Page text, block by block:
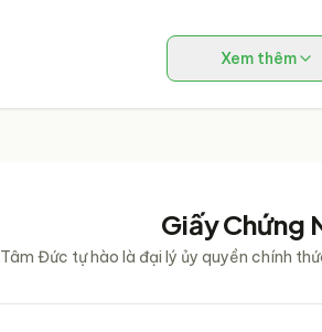
Xem thêm
Giấy Chứng
Tâm Đức tự hào là đại lý ủy quyền chính